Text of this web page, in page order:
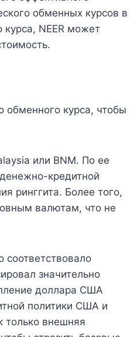
обменных курсов в
курса, NEER может
обменного курса, чтобы
или BNM. По ее
кредитной
ринггита. Более того,
валютам, что не
значительно
доллара США
политики США и
только внешняя